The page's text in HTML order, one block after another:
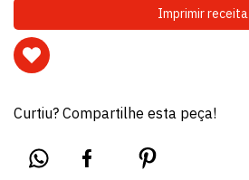
Imprimir receita
Curtiu? Compartilhe esta peça!